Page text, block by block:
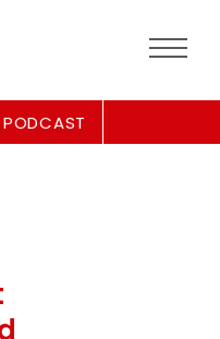
PODCAST